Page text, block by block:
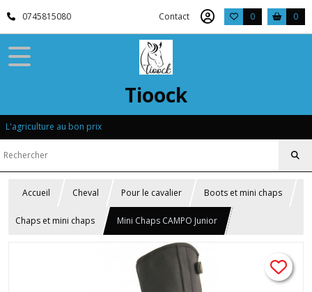
0745815080 Contact 0 0
Tioock
L'agriculture au bon prix
Accueil Cheval Pour le cavalier Boots et mini chaps
Chaps et mini chaps Mini Chaps CAMPO Junior